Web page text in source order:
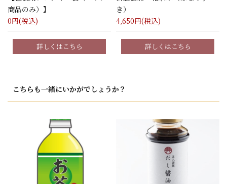
商品のみ）】
0円(税込)
詳しくはこちら
き）
4,650円(税込)
詳しくはこちら
こちらも一緒にいかがでしょうか？